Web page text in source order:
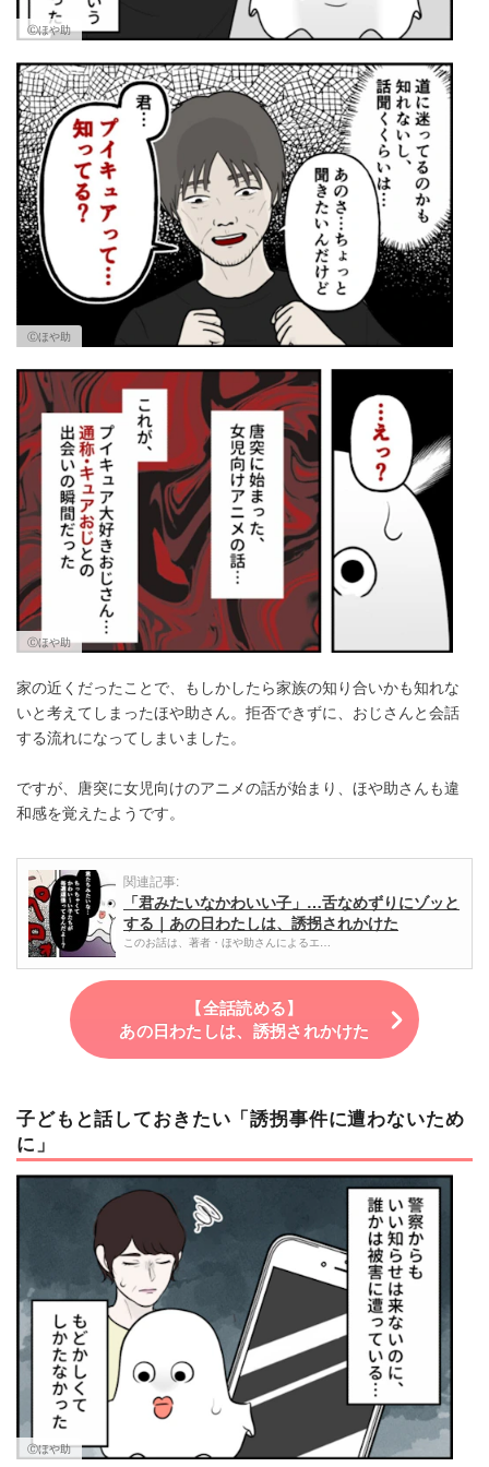
Ⓒほや助
Ⓒほや助
Ⓒほや助
家の近くだったことで、もしかしたら家族の知り合いかも知れな
いと考えてしまったほや助さん。拒否できずに、おじさんと会話
する流れになってしまいました。
ですが、唐突に女児向けのアニメの話が始まり、ほや助さんも違
和感を覚えたようです。
関連記事:
「君みたいなかわいい子」…舌なめずりにゾッと
する｜あの日わたしは、誘拐されかけた
このお話は、著者・ほや助さんによるエ…
【全話読める】
あの日わたしは、誘拐されかけた
子どもと話しておきたい「誘拐事件に遭わないため
に」
Ⓒほや助